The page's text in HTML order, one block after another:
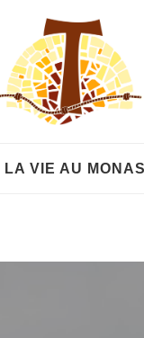
LA VIE AU